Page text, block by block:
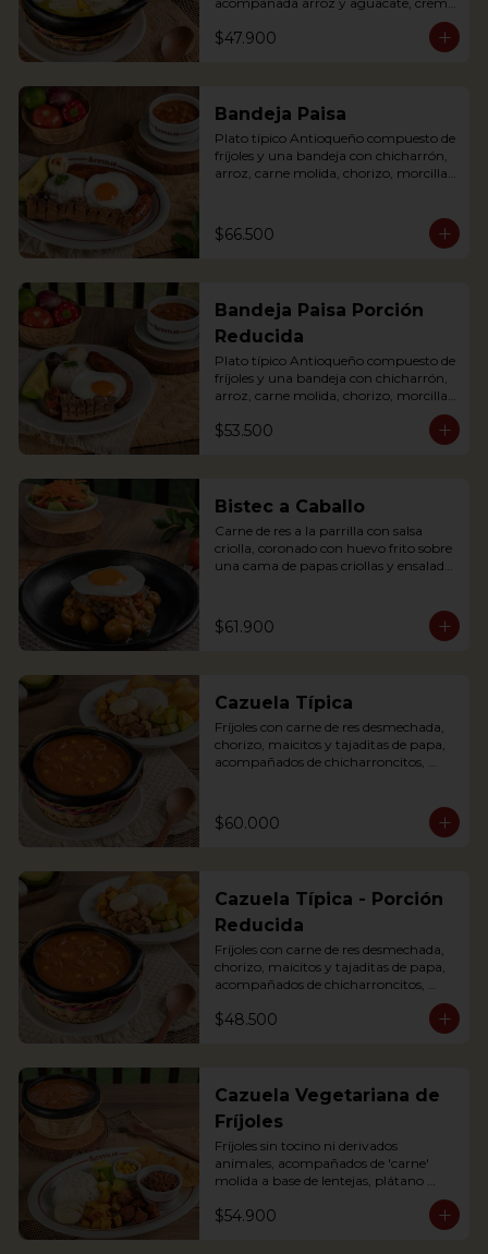
de leche y alcaparras. (Foto de porción
completa).
served with capers, and cream.
Accompanied with rice, arepa and
avocado.
$47.900
Bandeja Paisa
Plato típico Antioqueño compuesto de
fríjoles y una bandeja con chicharrón,
arroz, carne molida, chorizo, morcilla,
The bandeja paisa is our most
important regional dish. It comes with
$66.500
Bandeja Paisa Porción
Reducida
Plato típico Antioqueño compuesto de
fríjoles y una bandeja con chicharrón,
arroz, carne molida, chorizo, morcilla,
tajada de plátano maduro, huevo frito
y aguacate.
egg, plantains and pork cracklings.
Accompanied with rice and avocado.
$53.500
Bistec a Caballo
Carne de res a la parrilla con salsa
criolla, coronado con huevo frito sobre
una cama de papas criollas y ensalada
Horseback” is a traditional Colombian
dish where a Tenderloin steak is placed
$61.900
Cazuela Típica
Fríjoles con carne de res desmechada,
chorizo, maicitos y tajaditas de papa,
acompañados de chicharroncitos,
Bean soup with shredded meat,
$60.000
Cazuela Típica - Porción
Reducida
Fríjoles con carne de res desmechada,
chorizo, maicitos y tajaditas de papa,
acompañados de chicharroncitos,
trocitos de plátano maduro, arepita,
arroz y aguacate. (Foto de porción
sausage, corn and potato chips, served
with pork cracklings, sweet plantains,
rice, arepa and avocado.
$48.500
Cazuela Vegetariana de
Fríjoles
Fríjoles sin tocino ni derivados
animales, acompañados de 'carne'
molida a base de lentejas, plátano
maduro, 'chorizo' campesino a base
de soya, arroz, tajaditas de papa,
arepita, maíz y aguacate. Apta para
$54.900